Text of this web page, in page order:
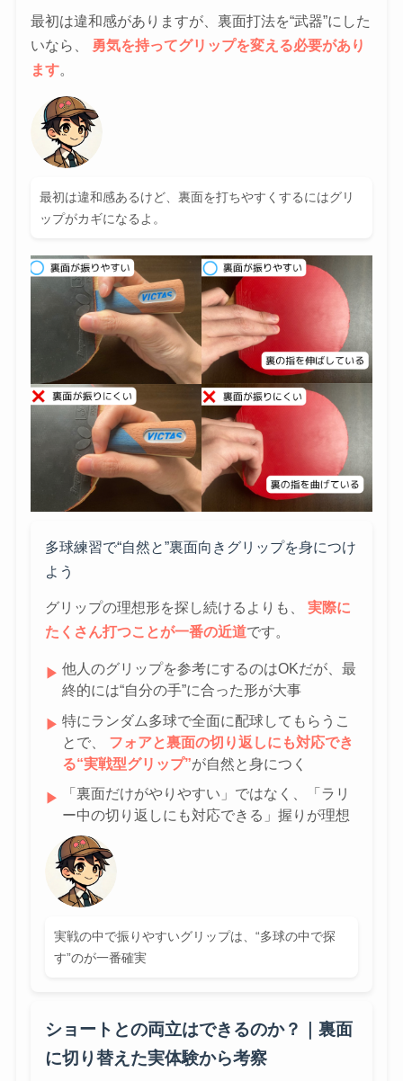
最初は違和感がありますが、裏面打法を“武器”にした
いなら、
勇気を持ってグリップを変える必要があり
ます。
最初は違和感あるけど、裏面を打ちやすくするにはグリ
ップがカギになるよ。
多球練習で“自然と”裏面向きグリップを身につけ
よう
グリップの理想形を探し続けるよりも、 実際に
たくさん打つことが一番の近道です。
▶ 他人のグリップを参考にするのはOKだが、最
終的には“自分の手”に合った形が大事
▶ 特にランダム多球で全面に配球してもらうこ
とで、 フォアと裏面の切り返しにも対応でき
る“実戦型グリップ”が自然と身につく
▶
「裏面だけがやりやすい」ではなく、「ラリ
ー中の切り返しにも対応できる」握りが理想
実戦の中で振りやすいグリップは、“多球の中で探
す”のが一番確実
ショートとの両立はできるのか？｜裏面
に切り替えた実体験から考察